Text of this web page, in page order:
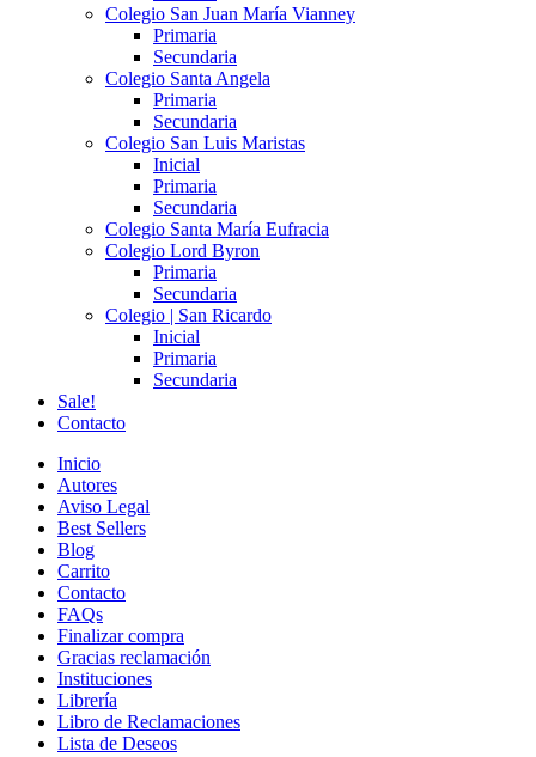
Colegio San Juan María Vianney
Primaria
Secundaria
Colegio Santa Angela
Primaria
Secundaria
Colegio San Luis Maristas
Inicial
Primaria
Secundaria
Colegio Santa María Eufracia
Colegio Lord Byron
Primaria
Secundaria
Colegio | San Ricardo
Inicial
Primaria
Secundaria
Sale!
Contacto
Inicio
Autores
Aviso Legal
Best Sellers
Blog
Carrito
Contacto
FAQs
Finalizar compra
Gracias reclamación
Instituciones
Librería
Libro de Reclamaciones
Lista de Deseos